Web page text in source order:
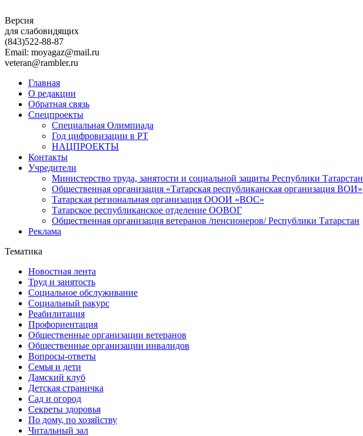
Версия
для слабовидящих
(843)522-88-87
Email: moyagaz@mail.ru
veteran@rambler.ru
Главная
О редакции
Обратная связь
Спецпроекты
Специальная Олимпиада
Год цифровизации в РТ
НАЦПРОЕКТЫ
Контакты
Учредители
Министерство труда, занятости и социальной защиты Республики Татарстан
Общественная организация «Татарская республиканская организация ВОИ»
Татарская региональная организация ОООИ «ВОС»
Татарское республиканское отделение ООВОГ
Общественная организация ветеранов /пенсионеров/ Республики Татарстан
Реклама
Тематика
Новостная лента
Труд и занятость
Социальное обслуживание
Социальный ракурс
Реабилитация
Профориентация
Общественные организации ветеранов
Общественные организации инвалидов
Вопросы-ответы
Семья и дети
Дамский клуб
Детская страничка
Сад и огород
Секреты здоровья
По дому, по хозяйству
Читальный зал